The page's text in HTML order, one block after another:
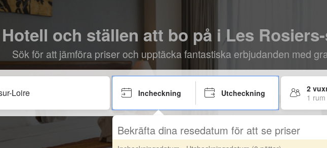
Hotell och ställen att bo på i Les
Sök för att jämföra priser och upptäcka fantastiska erbjudanden med
Incheckning Utcheckning
2
1 rum
Bekräfta dina resedatum för att se priser